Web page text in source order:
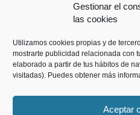
Gestionar el
las cookies
Utilizamos cookies propias y de
mostrarte publicidad relacionada con
elaborado a partir de tus hábitos de
visitadas). Puedes obtener más
Aceptar